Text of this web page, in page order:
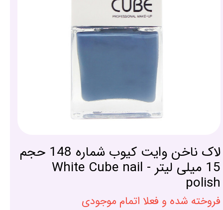
لاک ناخن وایت کیوب شماره 148 حجم
15 میلی لیتر - White Cube nail
polish
فروخته شده و فعلا اتمام موجودی